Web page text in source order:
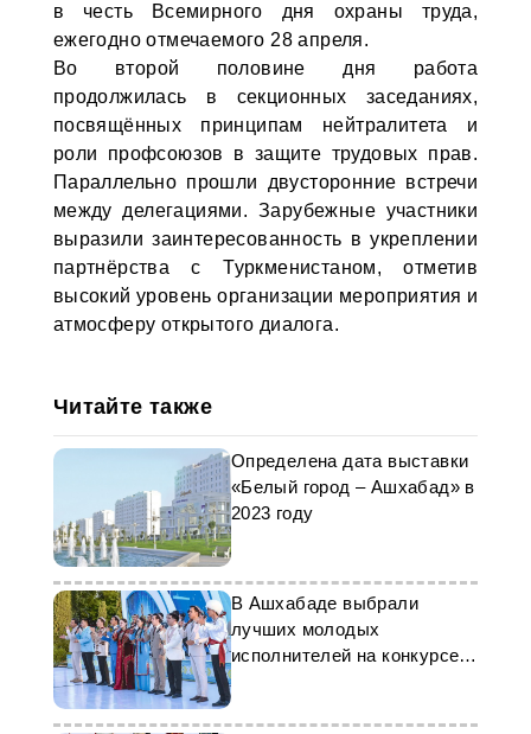
в честь Всемирного дня охраны труда,
ежегодно отмечаемого 28 апреля.
Во второй половине дня работа
продолжилась в секционных заседаниях,
посвящённых принципам нейтралитета и
роли профсоюзов в защите трудовых прав.
Параллельно прошли двусторонние встречи
между делегациями. Зарубежные участники
выразили заинтересованность в укреплении
партнёрства с Туркменистаном, отметив
высокий уровень организации мероприятия и
атмосферу открытого диалога.
Читайте также
Определена дата выставки
«Белый город – Ашхабад» в
2023 году
В Ашхабаде выбрали
лучших молодых
исполнителей на конкурсе
«Ýaňlan, Diýarym!»